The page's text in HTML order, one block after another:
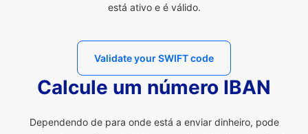
está ativo e é válido.
Validate your SWIFT code
Calcule um número IBAN
Dependendo de para onde está a enviar dinheiro, pode